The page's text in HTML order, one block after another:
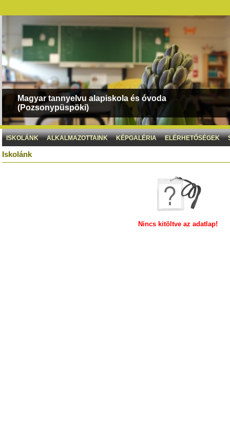
Magyar tannyelvu alapiskola és óvoda
(Pozsonypüspöki)
ISKOLÁNK ALKALMAZOTTAINK KÉPGALÉRIA ELÉRHETŐSÉGEK
Iskolánk
Nincs kitöltve az adatlap!